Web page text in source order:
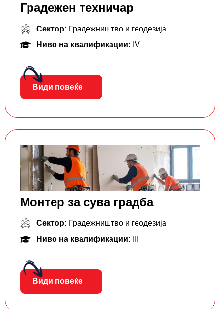
Градежен техничар
Сектор: Градежништво и геодезија
Ниво на квалификации: IV
Види повеќе
Монтер за сува градба
Сектор: Градежништво и геодезија
Ниво на квалификации:
Види повеќе